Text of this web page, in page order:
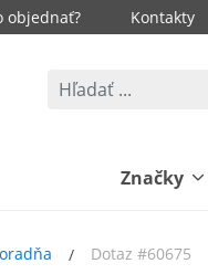
objednať? Kontakty
Značky
Dotaz #60675